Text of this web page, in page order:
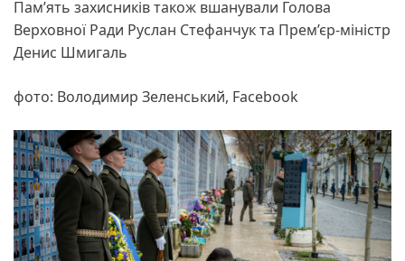
Пам’ять захисників також вшанували Голова
Верховної Ради Руслан Стефанчук та Прем’єр-міністр
Денис Шмигаль
фото: Володимир Зеленський, Facebook